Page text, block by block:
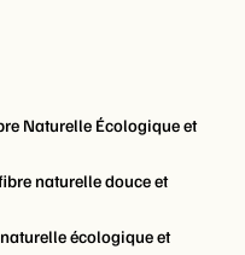
Naturelle Écologique et
naturelle douce et
écologique et